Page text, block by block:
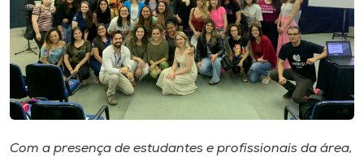
Editora
Rádio
Com a presença de ​e​studantes e profissionais da área,